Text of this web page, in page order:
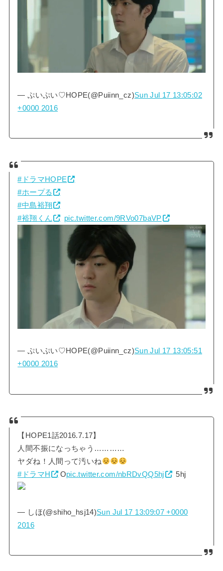
— ぷいぷい♡HOPE(@Puiinn_cz)Sun Jul 17 13:05:02
+0000 2016
#ドラマHOPE
#ホープる
#中島裕翔
#裕翔くん
pic.twitter.com/9RVo07baVP
— ぷいぷい♡HOPE(@Puiinn_cz)Sun Jul 17 13:05:51
+0000 2016
【HOPE1話2016.7.17】
人間不振になっちゃう…………
ヤダね！人間って汚いね
#ドラマH
Opic.twitter.com/nbRDvQQ5hj 5hj
— しほ(@shiho_hsj14)Sun Jul 17 13:09:07 +0000
2016